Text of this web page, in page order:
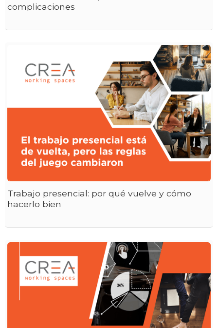
complicaciones
Trabajo presencial: por qué vuelve y cómo
hacerlo bien